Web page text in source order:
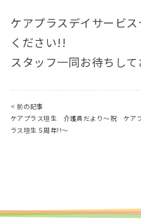
ケアプラスデイサービ
ください!!
スタッフ一同お待ちして
< 前の記事
ケアプラス垣生 介護員だより～祝 ケア
ラス垣生５周年!!～